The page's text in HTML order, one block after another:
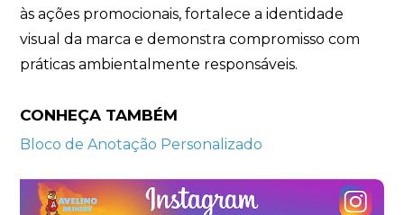
às ações promocionais, fortalece a identidade
visual da marca e demonstra compromisso com
práticas ambientalmente responsáveis.
CONHEÇA TAMBÉM
Bloco de Anotação Personalizado